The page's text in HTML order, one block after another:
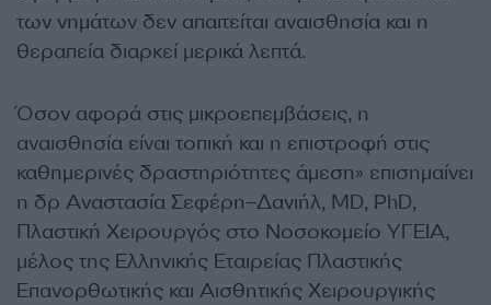
των νημάτων δεν απαιτείται αναισθησία και η
θεραπεία διαρκεί μερικά λεπτά.
Όσον αφορά στις μικροεπεμβάσεις, η
αναισθησία είναι τοπική και η επιστροφή στις
καθημερινές δραστηριότητες άμεση» επισημαίνει
η δρ Αναστασία Σεφέρη–Δανιήλ, MD, PhD,
Πλαστική Χειρουργός στο Νοσοκομείο ΥΓΕΙΑ,
μέλος της Ελληνικής Εταιρείας Πλαστικής
Επανορθωτικής και Αισθητικής Χειρουργικής